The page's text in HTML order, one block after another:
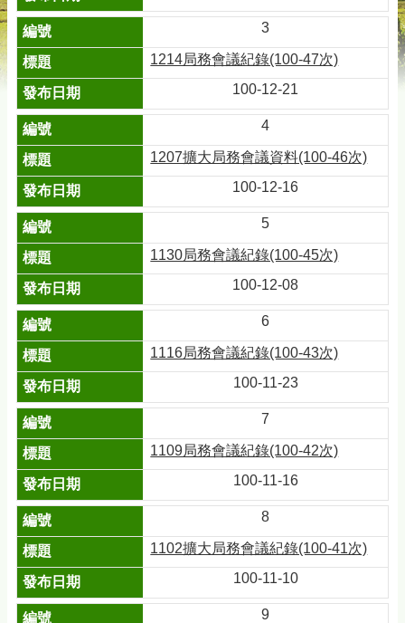
3
1214局務會議紀錄(100-47次)
100-12-21
4
1207擴大局務會議資料(100-46次)
100-12-16
5
1130局務會議紀錄(100-45次)
100-12-08
6
1116局務會議紀錄(100-43次)
100-11-23
7
1109局務會議紀錄(100-42次)
100-11-16
8
1102擴大局務會議紀錄(100-41次)
100-11-10
9